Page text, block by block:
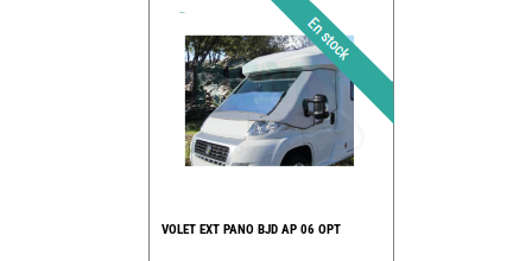
VOLET EXT PANO BJD AP 06 OPT